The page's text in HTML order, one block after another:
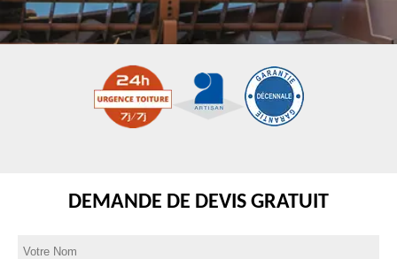
DEMANDE DE DEVIS GRATUIT